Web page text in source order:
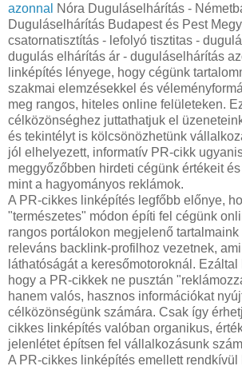
azonnal
Nóra Duguláselhárítás -
Duguláselhárítás Budapest és Pest
csatornatisztítás - lefolyó tisztitas -
dugulás elhárítás ár - duguláselhárítás
linképítés lényege, hogy cégünk
szakmai elemzésekkel és
meg rangos, hiteles online felületeken.
célközönséghez juttathatjuk el
és tekintélyt is kölcsönözhetünk
jól elhelyezett, informatív PR-cikk
meggyőzőbben hirdeti cégünk értékeit
mint a hagyományos reklámok.
A PR-cikkes linképítés legfőbb előnye,
"természetes" módon építi fel cégünk
rangos portálokon megjelenő
releváns backlink-profilhoz vezetnek,
láthatóságát a keresőmotoroknál.
hogy a PR-cikkek ne pusztán
hanem valós, hasznos információkat
célközönségünk számára. Csak így
cikkes linképítés valóban organikus,
jelenlétet építsen fel vállalkozásunk
A PR-cikkes linképítés emellett rendkívül